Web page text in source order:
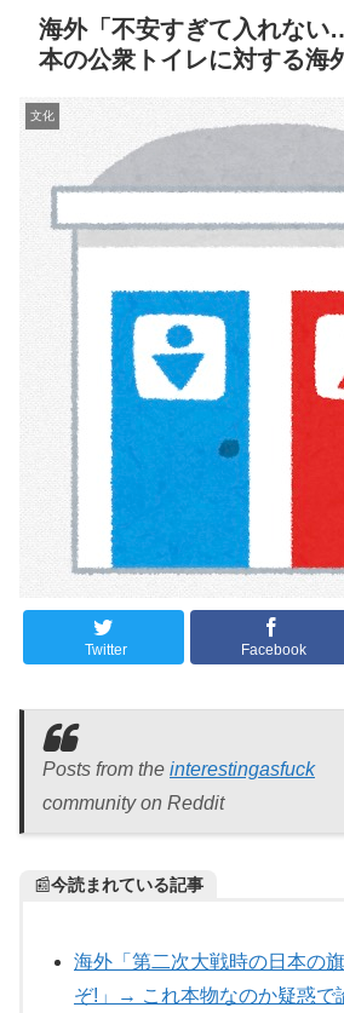
海外「不安すぎて入れない
本の公衆トイレに対する海
文化
Twitter Facebook
Posts from the interestingasfuck
community on Reddit
📰今読まれている記事
海外「第二次大戦時の日本の
ぞ!」→ これ本物なのか疑惑で